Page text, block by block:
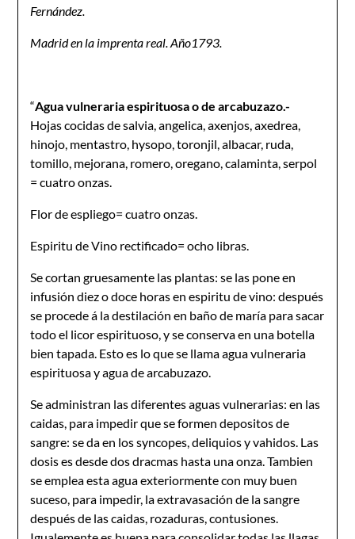
Fernández.
Madrid en la imprenta real. Año1793.
“Agua vulneraria espirituosa o de arcabuzazo.-
Hojas cocidas de salvia, angelica, axenjos, axedrea,
hinojo, mentastro, hysopo, toronjil, albacar, ruda,
tomillo, mejorana, romero, oregano, calaminta, serpol
= cuatro onzas.
Flor de espliego= cuatro onzas.
Espiritu de Vino rectificado= ocho libras.
Se cortan gruesamente las plantas: se las pone en
infusión diez o doce horas en espiritu de vino: después
se procede á la destilación en baño de maría para sacar
todo el licor espirituoso, y se conserva en una botella
bien tapada. Esto es lo que se llama agua vulneraria
espirituosa y agua de arcabuzazo.
Se administran las diferentes aguas vulnerarias: en las
caidas, para impedir que se formen depositos de
sangre: se da en los syncopes, deliquios y vahidos. Las
dosis es desde dos dracmas hasta una onza. Tambien
se emplea esta agua exteriormente con muy buen
suceso, para impedir, la extravasación de la sangre
después de las caidas, rozaduras, contusiones.